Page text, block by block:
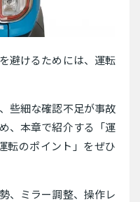
避けるためには、運転
些細な確認不足が事故
、本章で紹介する「運
転のポイント」をぜひ
、ミラー調整、操作レ